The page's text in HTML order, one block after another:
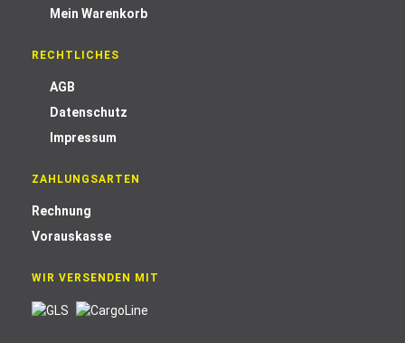
Mein Warenkorb
RECHTLICHES
AGB
Datenschutz
Impressum
ZAHLUNGSARTEN
Rechnung
Vorauskasse
WIR VERSENDEN MIT